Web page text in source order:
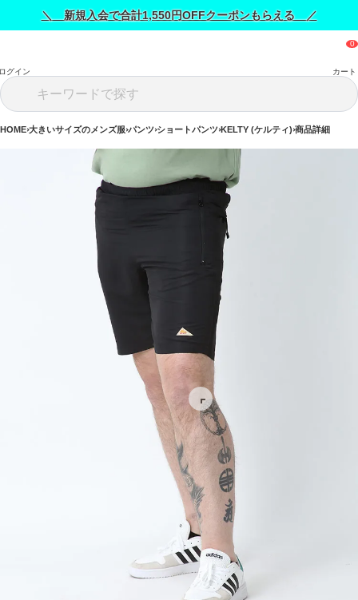
＼ 新規入会で合計1,550円OFFクーポンもらえる ／
グイン カート
HOME 大きいサイズのメンズ服 パンツ ショートパンツ KELTY (ケルティ) 商品詳細